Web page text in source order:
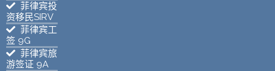
菲律宾投
资移民SIRV
菲律宾工
签 9G
菲律宾旅
游签证 9A